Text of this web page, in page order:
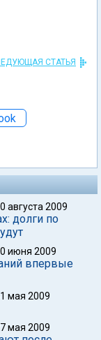
СТАТЬЯ
августа 2009
долги по
июня 2009
впервые
мая 2009
мая 2009